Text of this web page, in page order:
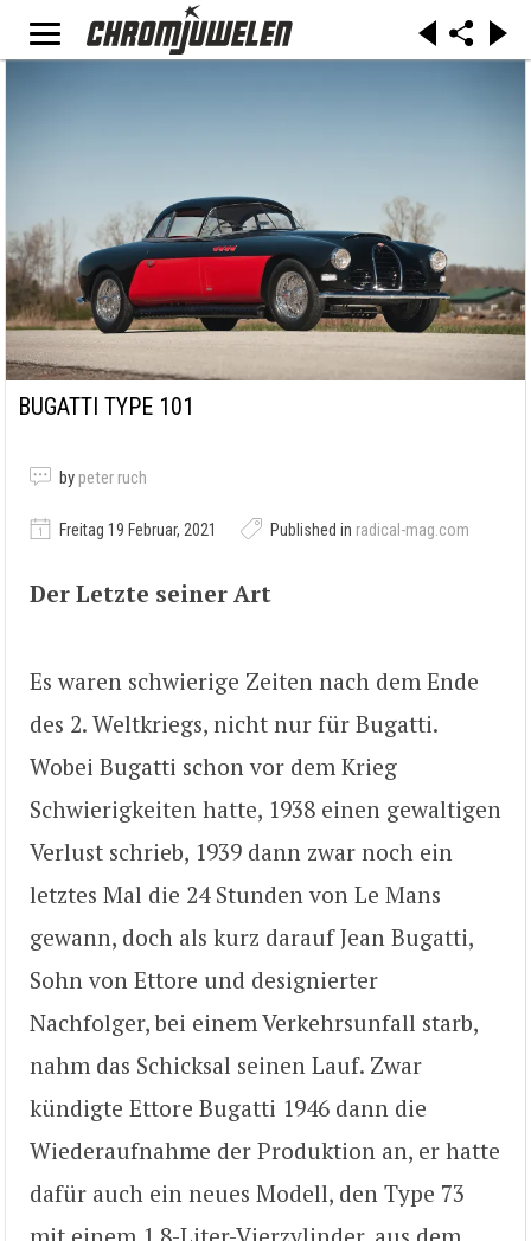
BUGATTI TYPE 101
by peter ruch
Freitag 19 Februar, 2021 Published in radical-mag.com
Der Letzte seiner Art
Es waren schwierige Zeiten nach dem Ende
des 2. Weltkriegs, nicht nur für Bugatti.
Wobei Bugatti schon vor dem Krieg
Schwierigkeiten hatte, 1938 einen gewaltigen
Verlust schrieb, 1939 dann zwar noch ein
letztes Mal die 24 Stunden von Le Mans
gewann, doch als kurz darauf Jean Bugatti,
Sohn von Ettore und designierter
Nachfolger, bei einem Verkehrsunfall starb,
nahm das Schicksal seinen Lauf. Zwar
kündigte Ettore Bugatti 1946 dann die
Wiederaufnahme der Produktion an, er hatte
dafür auch ein neues Modell, den Type 73